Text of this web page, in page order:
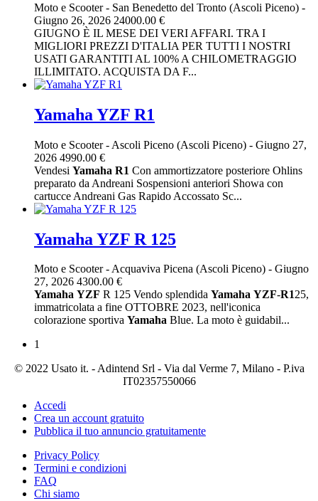
Moto e Scooter- San Benedetto del Tronto (Ascoli Piceno) -
Giugno 26, 2026 24000.00 €
GIUGNO È IL MESE DEI VERI AFFARI. TRA I
MIGLIORI PREZZI D'ITALIA PER TUTTI I NOSTRI
USATI GARANTITI AL 100% A CHILOMETRAGGIO
ILLIMITATO. ACQUISTA DA F...
Yamaha YZF R1
Moto e Scooter- Ascoli Piceno (Ascoli Piceno) - Giugno 27,
2026 4990.00 €
Vendesi Yamaha R1 Con ammortizzatore posteriore Ohlins
preparato da Andreani Sospensioni anteriori Showa con
cartucce Andreani Gas Rapido Accossato Sc...
Yamaha YZF R 125
Moto e Scooter-Acquaviva Picena (Ascoli Piceno) - Giugno
27, 2026 4300.00 €
Yamaha YZF R 125 Vendo splendida Yamaha YZF-R125,
immatricolata a fine OTTOBRE 2023, nell'iconica
colorazione sportiva Yamaha Blue. La moto è guidabil...
1
© 2022 Usato it. - Adintend Srl - Via dal Verme 7, Milano - P.iva
IT02357550066
Accedi
Crea un account gratuito
Pubblica il tuo annuncio gratuitamente
Privacy Policy
Termini e condizioni
FAQ
Chi siamo